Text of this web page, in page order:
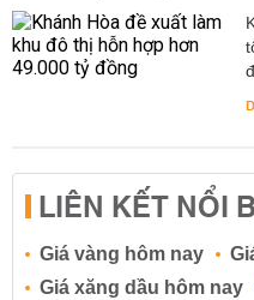
LIÊN KẾT NỔI
Giá vàng hôm nay
Giá xăng dầu hôm nay